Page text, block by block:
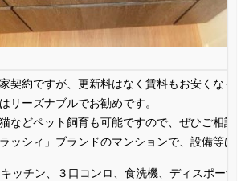
契約ですが、更新料はなく賃料もお安くなっ
リーズナブルでお勧めです。
などペット飼育も可能ですので、ぜひご相談
ッシィ」ブランドのマンションで、設備等は
ッチン、３口コンロ、食洗機、ディスポーザ